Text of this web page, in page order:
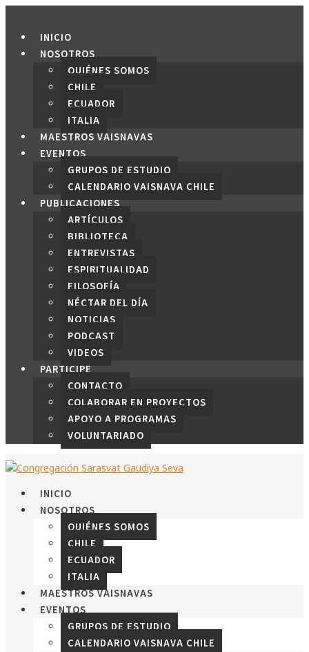
contenidoINICIO
NOSOTROS
QUIÉNES SOMOS
CHILE
ECUADOR
ITALIA
MAESTROS VAISNAVAS
EVENTOS
GRUPOS DE ESTUDIO
CALENDARIO VAISNAVA CHILE
PUBLICACIONES
ARTÍCULOS
BIBLIOTECA
ENTREVISTAS
ESPIRITUALIDAD
FILOSOFÍA
NÉCTAR DEL DÍA
NOTICIAS
PODCAST
VIDEOS
PARTICIPE
CONTACTO
COLABORAR EN PROYECTOS
APOYO A PROGRAMAS
VOLUNTARIADO
INICIO
NOSOTROS
QUIÉNES SOMOS
CHILE
ECUADOR
ITALIA
MAESTROS VAISNAVAS
EVENTOS
GRUPOS DE ESTUDIO
CALENDARIO VAISNAVA CHILE